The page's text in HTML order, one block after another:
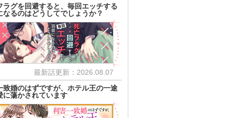
ラグを回避すると、毎回エッチする
なるのはどうしてでしょうか？
最新話更新：2026.08.07
致婚のはずですが、ホテル王の一途
に蕩かされています